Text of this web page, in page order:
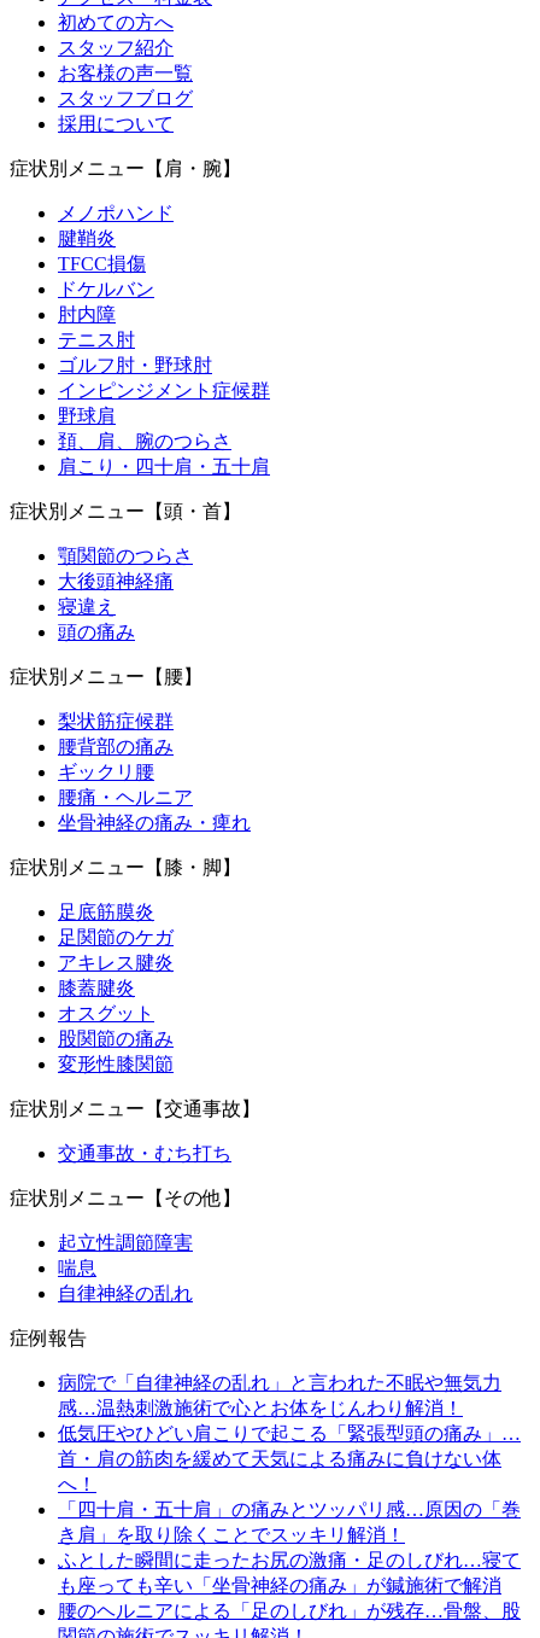
初めての方へ
スタッフ紹介
お客様の声一覧
スタッフブログ
採用について
症状別メニュー【肩・腕】
メノポハンド
腱鞘炎
TFCC損傷
ドケルバン
肘内障
テニス肘
ゴルフ肘・野球肘
インピンジメント症候群
野球肩
頚、肩、腕のつらさ
肩こり・四十肩・五十肩
症状別メニュー【頭・首】
顎関節のつらさ
大後頭神経痛
寝違え
頭の痛み
症状別メニュー【腰】
梨状筋症候群
腰背部の痛み
ギックリ腰
腰痛・ヘルニア
坐骨神経の痛み・痺れ
症状別メニュー【膝・脚】
足底筋膜炎
足関節のケガ
アキレス腱炎
膝蓋腱炎
オスグット
股関節の痛み
変形性膝関節
症状別メニュー【交通事故】
交通事故・むち打ち
症状別メニュー【その他】
起立性調節障害
喘息
自律神経の乱れ
症例報告
病院で「自律神経の乱れ」と言われた不眠や無気力
感…温熱刺激施術で心とお体をじんわり解消！
低気圧やひどい肩こりで起こる「緊張型頭の痛み」…
首・肩の筋肉を緩めて天気による痛みに負けない体
へ！
「四十肩・五十肩」の痛みとツッパリ感…原因の「巻
き肩」を取り除くことでスッキリ解消！
ふとした瞬間に走ったお尻の激痛・足のしびれ…寝て
も座っても辛い「坐骨神経の痛み」が鍼施術で解消
腰のヘルニアによる「足のしびれ」が残存…骨盤、股